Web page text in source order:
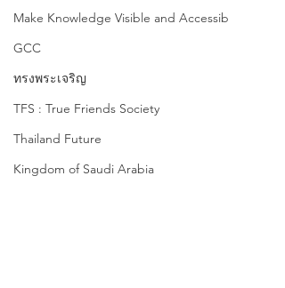
Make Knowledge Visible and Accessib
GCC
ทรงพระเจริญ
TFS : True Friends Society
Thailand Future
Kingdom of Saudi Arabia